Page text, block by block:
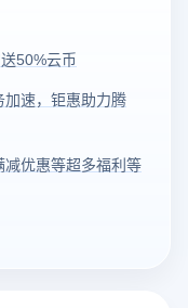
信/支付宝购买代
元无门槛优惠券
无门槛优惠券2
无门槛优惠券3
&nbsp;
&nbsp; &nbsp;
金额中扣除对应优
理更是钜惠：代
！两个活动可以
电商的日常运营
性。云登的静态
实住宅代理来自
量，不会被标记
幅降低。✓ IP 固
50%云币
速，钜惠助力腾
优惠等超多福利等